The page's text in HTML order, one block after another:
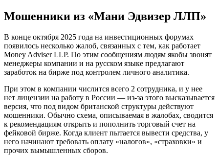
Мошенники из «Мани Эдвизер ЛЛП»
В конце октября 2025 года на инвестиционных форумах
появилось несколько жалоб, связанных с тем, как работает
Money Adviser LLP. По этим сообщениям людям якобы звонят
менеджеры компании и на русском языке предлагают
заработок на бирже под контролем личного аналитика.
При этом в компании числится всего 2 сотрудника, и у нее
нет лицензии на работу в России — из-за этого высказывается
версия, что под видом британской структуры действуют
мошенники. Обычно схема, описываемая в жалобах, сводится
к рекомендациям открыть и пополнить торговый счет на
фейковой бирже. Когда клиент пытается вывести средства, у
него начинают требовать оплату «налогов», «страховки» и
прочих вымышленных сборов.